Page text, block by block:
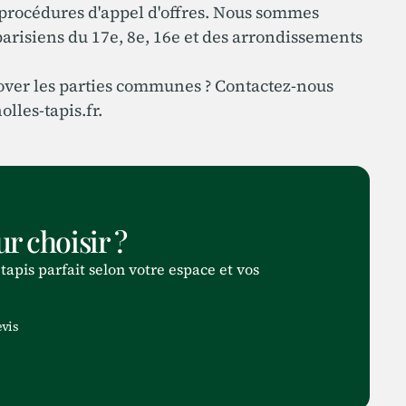
d'appel d'offres. Nous sommes
du 17e, 8e, 16e et des arrondissements
les parties communes ? Contactez-nous
tapis.fr.
choisir ?
parfait selon votre espace et vos